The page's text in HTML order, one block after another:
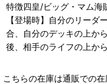
特徴四皇/ビッグ・マム海
【登場時】自分のリーダ
合、自分のデッキの上か
後、相手のライフの上か
こちらの在庫は通販での